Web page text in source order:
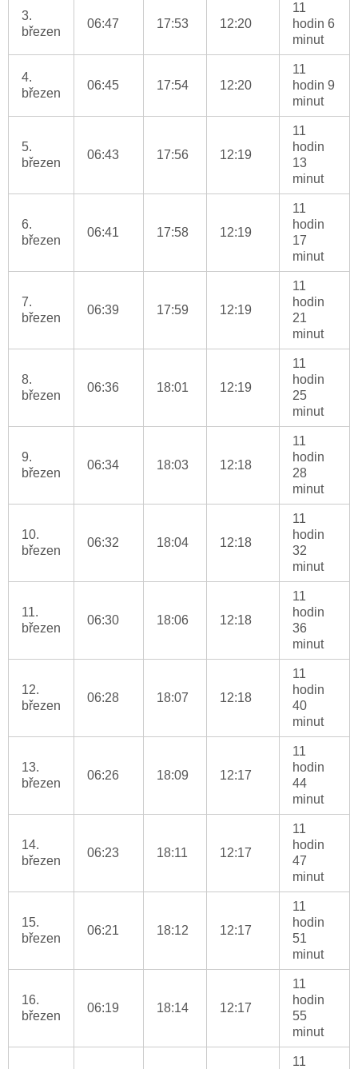
3.
březen
06:47 17:53 12:20
11
hodin 6
minut
4.
březen
06:45 17:54 12:20
11
hodin 9
minut
5.
březen
06:43 17:56 12:19
11
hodin
13
minut
6.
březen
06:41 17:58 12:19
11
hodin
17
minut
7.
březen
06:39 17:59 12:19
11
hodin
21
minut
8.
březen
06:36 18:01 12:19
11
hodin
25
minut
9.
březen
06:34 18:03 12:18
11
hodin
28
minut
10.
březen
06:32 18:04 12:18
11
hodin
32
minut
11.
březen
06:30 18:06 12:18
11
hodin
36
minut
12.
březen
06:28 18:07 12:18
11
hodin
40
minut
13.
březen
06:26 18:09 12:17
11
hodin
44
minut
14.
březen
06:23 18:11 12:17
11
hodin
47
minut
15.
březen
06:21 18:12 12:17
11
hodin
51
minut
16.
březen
06:19 18:14 12:17
11
hodin
55
minut
11